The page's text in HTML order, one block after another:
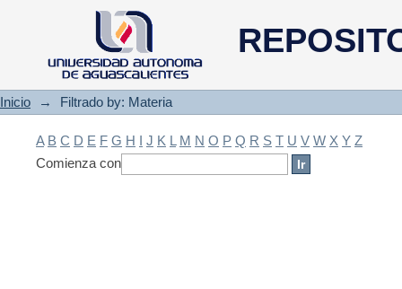
Filtrado by: Materia
Inicio → Filtrado by: Materia
A B C D E F G H I J K L M N O P Q R S T U V W X Y Z
Comienza con